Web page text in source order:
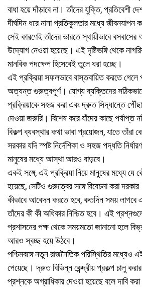
বাধা হয়ে দাঁড়াবে না। তাঁদের যুক্তি, প্রতিবেশী
দীর্ঘদিন ধরে নানা প্রতিকূলতার মধ্যে
সেই কারণেই তাঁদের ভারতে স্থায়ীভাবে বসবাসের
উদ্যোগ নেওয়া হয়েছে। এই দৃষ্টিভঙ্গি থেকে
মানবিক পদক্ষেপ হিসেবেই তুলে ধরা হচ্ছে।
এই প্রক্রিয়া সফলভাবে বাস্তবায়িত করতে
অত্যন্ত গুরুত্বপূর্ণ। যোগ্য ব্যক্তিদের
প্রক্রিয়াকে সহজ করা এবং দ্রুত সিদ্ধান্তে
দেওয়া জরুরি। বিশেষ করে যাঁদের কাছে পর্যাপ্ত
বিকল্প ব্যবস্থার কথা ভাবা প্রয়োজন, যাতে তাঁরা
সরকার যদি স্পষ্ট নির্দেশিকা ও সহজ পদ্ধতি
মানুষের মধ্যে আস্থা আরও বাড়বে।
একই সঙ্গে, এই প্রক্রিয়া নিয়ে মানুষের মধ্যে যে
হয়েছে, সেটিও গুরুত্বের সঙ্গে বিবেচনা করা
কীভাবে আবেদন করতে হবে, কতদিন সময় লাগবে
তাঁদের কী কী অধিকার নিশ্চিত হবে। এই
প্রশাসনের পক্ষ থেকে সময়মতো জানানো হলে
আরও স্বচ্ছ হয়ে উঠবে।
পশ্চিমবঙ্গে নতুন রাজনৈতিক পরিস্থিতির মধ্যেও
পেয়েছে। দ্রুত বিভিন্ন কেন্দ্রীয় প্রকল্প চালু করার
প্রশ্নকে অগ্রাধিকার দেওয়া হয়েছে বলে দাবি